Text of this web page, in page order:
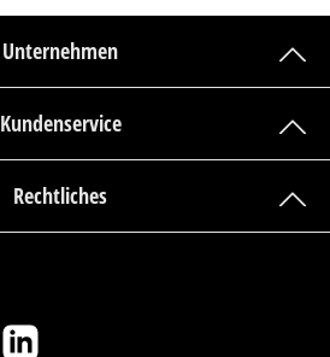
Unternehmen
Kundenservice
Rechtliches